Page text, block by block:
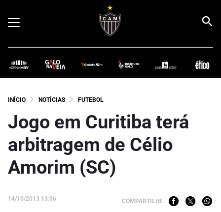
INÍCIO NOTÍCIAS FUTEBOL
Jogo em Curitiba terá
arbitragem de Célio
Amorim (SC)
14/10/2013 13:06 COMPARTILHE